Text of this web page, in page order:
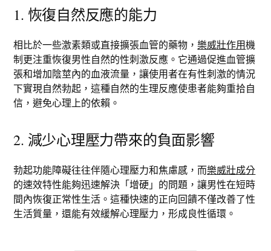
1. 恢復自然反應的能力
相比於一些激素類或直接擴張血管的藥物，樂威壯作用機
制更注重恢復男性自然的性刺激反應。它通過促進血管擴
張和增加陰莖內的血液流量，讓使用者在有性刺激的情況
下實現自然勃起，這種自然的生理反應使患者能夠重拾自
信，避免心理上的依賴。
2. 減少心理壓力帶來的負面影響
勃起功能障礙往往伴隨心理壓力和焦慮感，而樂威壯成分
的速效特性能夠迅速解決「增硬」的問題，讓男性在短時
間內恢復正常性生活。這種快速的正向回饋不僅改善了性
生活質量，還能有效緩解心理壓力，形成良性循環。